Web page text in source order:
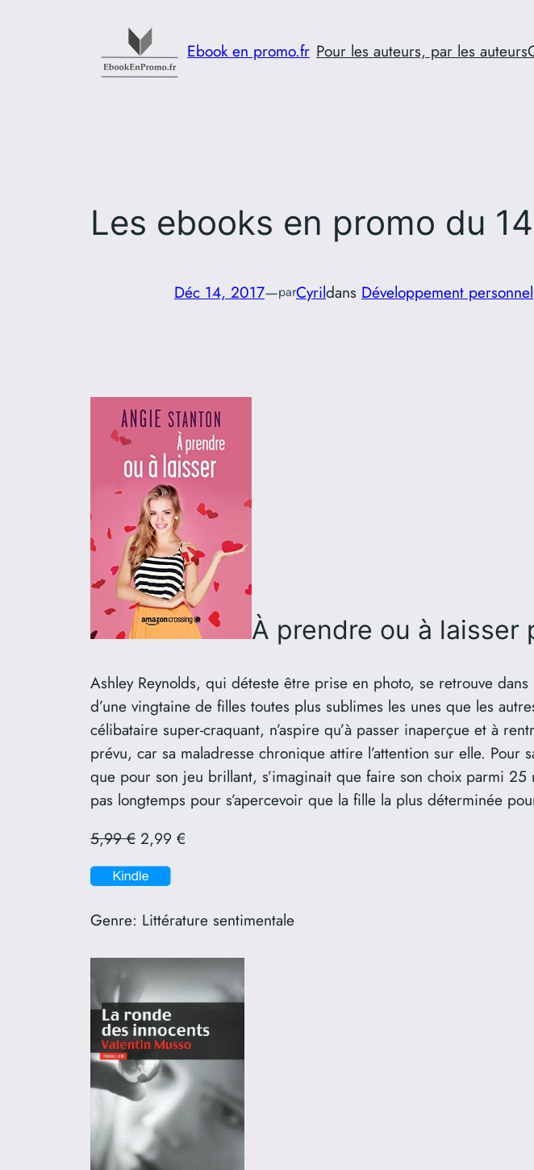
Ebook en promo.fr Pour les auteurs, par les auteurs
Les ebooks en promo du
Déc 14, 2017—parCyrildans Développement personnel
À prendre ou à laisser
Ashley Reynolds, qui déteste être prise en photo, se retrouve
d’une vingtaine de filles toutes plus sublimes les unes que les
célibataire super-craquant, n’aspire qu’à passer inaperçue et à
prévu, car sa maladresse chronique attire l’attention sur elle.
que pour son jeu brillant, s’imaginait que faire son choix parmi
pas longtemps pour s’apercevoir que la fille la plus déterminée
5,99 € 2,99 €
Genre: Littérature sentimentale